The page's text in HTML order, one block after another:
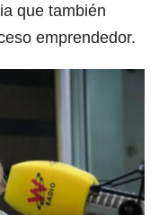
que también
emprendedor.